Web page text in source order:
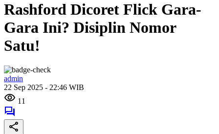
Rashford Dicoret Flick Gara-
Gara Ini? Disiplin Nomor
Satu!
admin
22 Sep 2025 - 22:46 WIB
11